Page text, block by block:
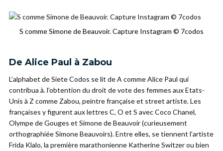
S comme Simone de Beauvoir. Capture Instagram © 7codos
De Alice Paul à Zabou
L’alphabet de Siete Codos se lit de A comme Alice Paul qui
contribua à. l’obtention du droit de vote des femmes aux Etats-
Unis à Z comme Zabou, peintre française et street artiste. Les
françaises y figurent aux lettres C, O et S avec Coco Chanel,
Olympe de Gouges et Simone de Beauvoir (curieusement
orthographiée Simone Beauvoirs). Entre elles, se tiennent l’artiste
Frida Klalo, la première marathonienne Katherine Switzer ou bien